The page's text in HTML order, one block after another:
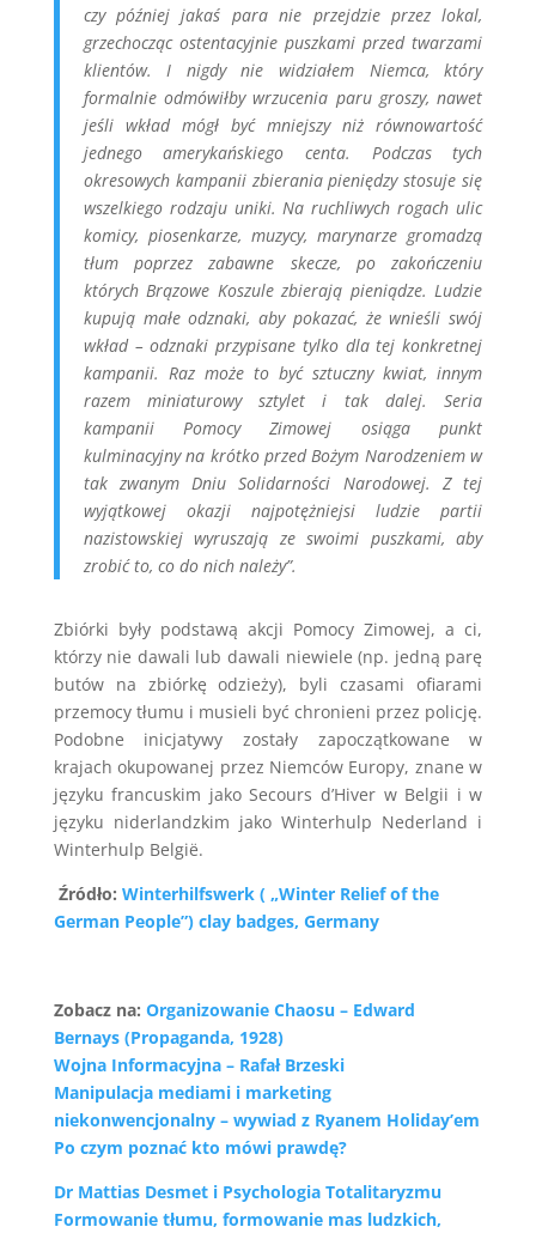
czy później jakaś para nie przejdzie przez lokal,
grzechocząc ostentacyjnie puszkami przed twarzami
klientów. I nigdy nie widziałem Niemca, który
formalnie odmówiłby wrzucenia paru groszy, nawet
jeśli wkład mógł być mniejszy niż równowartość
jednego amerykańskiego centa. Podczas tych
okresowych kampanii zbierania pieniędzy stosuje się
wszelkiego rodzaju uniki. Na ruchliwych rogach ulic
komicy, piosenkarze, muzycy, marynarze gromadzą
tłum poprzez zabawne skecze, po zakończeniu
których Brązowe Koszule zbierają pieniądze. Ludzie
kupują małe odznaki, aby pokazać, że wnieśli swój
wkład – odznaki przypisane tylko dla tej konkretnej
kampanii. Raz może to być sztuczny kwiat, innym
razem miniaturowy sztylet i tak dalej. Seria
kampanii Pomocy Zimowej osiąga punkt
kulminacyjny na krótko przed Bożym Narodzeniem w
tak zwanym Dniu Solidarności Narodowej. Z tej
wyjątkowej okazji najpotężniejsi ludzie partii
nazistowskiej wyruszają ze swoimi puszkami, aby
zrobić to, co do nich należy”.
Zbiórki były podstawą akcji Pomocy Zimowej, a ci,
którzy nie dawali lub dawali niewiele (np. jedną parę
butów na zbiórkę odzieży), byli czasami ofiarami
przemocy tłumu i musieli być chronieni przez policję.
Podobne inicjatywy zostały zapoczątkowane w
krajach okupowanej przez Niemców Europy, znane w
języku francuskim jako Secours d’Hiver w Belgii i w
języku niderlandzkim jako Winterhulp Nederland i
Winterhulp België.
Źródło: Winterhilfswerk ( „Winter Relief of the
German People”) clay badges, Germany
Zobacz na: Organizowanie Chaosu – Edward
Bernays (Propaganda, 1928)
Wojna Informacyjna – Rafał Brzeski
Manipulacja mediami i marketing
niekonwencjonalny – wywiad z Ryanem Holiday’em
Po czym poznać kto mówi prawdę?
Dr Mattias Desmet i Psychologia Totalitaryzmu
Formowanie tłumu, formowanie mas ludzkich,